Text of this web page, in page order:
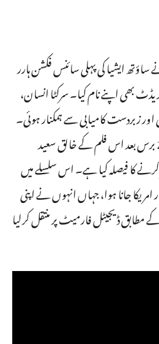
ایشیا کی پہلی سائنس فکشن ہارر
بھی اپنے نام کیا۔ سرکٹا انسان،
سرکٹا انسان، کی ریلیز کے 29 برس بعد اس فلم کے خالق سعید
کا فیصلہ کیا ہے۔ اس سلسلے میں
امریکا جانا ہوا، جہاں انہوں نے اپنی
مطابق ڈیجیٹل فارمیٹ پر منتقل کرلیا